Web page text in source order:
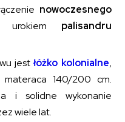
nowoczesnego
urokiem palisandru
jestłóżko kolonialne,
materaca 140/200 cm.
i solidne wykonanie
wiele lat.